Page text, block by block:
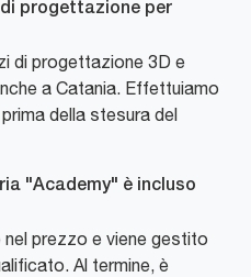
progettazione per
di progettazione 3D e
a Catania. Effettuiamo
della stesura del
"Academy" è incluso
prezzo e viene gestito
Al termine, è